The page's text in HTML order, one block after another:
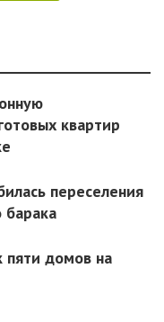
квартир
переселения
пяти домов на